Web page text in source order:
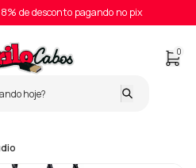
de desconto pagando no pix
0